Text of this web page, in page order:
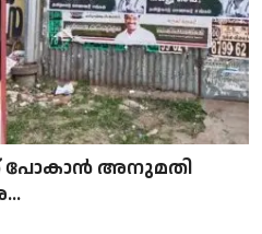
പോകാൻ അനുമതി